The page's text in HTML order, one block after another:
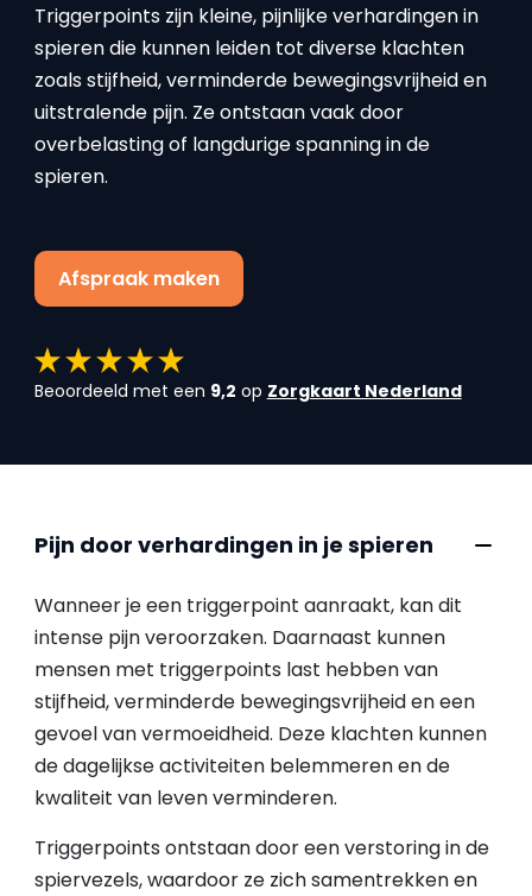
Triggerpoints zijn kleine, pijnlijke verhardingen in
spieren die kunnen leiden tot diverse klachten
zoals stijfheid, verminderde bewegingsvrijheid en
uitstralende pijn. Ze ontstaan vaak door
overbelasting of langdurige spanning in de
spieren.
Afspraak maken
Beoordeeld met een 9,2 op Zorgkaart Nederland
Pijn door verhardingen in je spieren
Wanneer je een triggerpoint aanraakt, kan dit
intense pijn veroorzaken. Daarnaast kunnen
mensen met triggerpoints last hebben van
stijfheid, verminderde bewegingsvrijheid en een
gevoel van vermoeidheid. Deze klachten kunnen
de dagelijkse activiteiten belemmeren en de
kwaliteit van leven verminderen.
Triggerpoints ontstaan door een verstoring in de
spiervezels, waardoor ze zich samentrekken en